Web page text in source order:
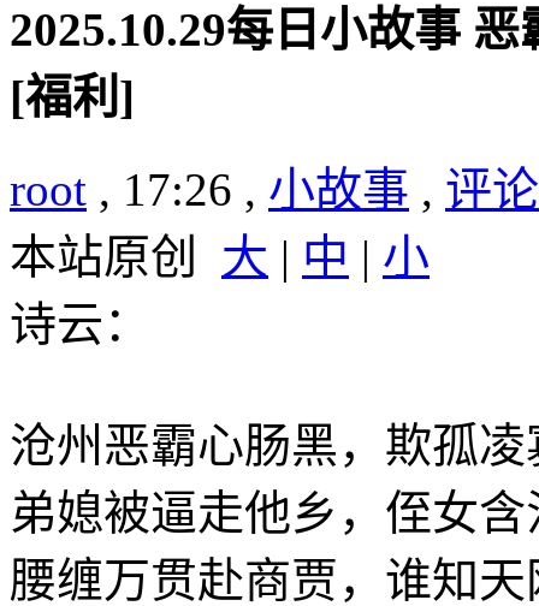
2025.10.29每日小故事
[福利]
root , 17:26 , 小故事 , 评
本站原创
大 | 中 | 小
诗云：
沧州恶霸心肠黑，欺孤
弟媳被逼走他乡，侄女
腰缠万贯赴商贾，谁知